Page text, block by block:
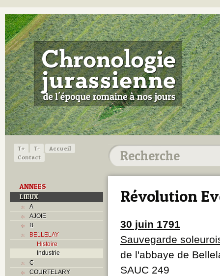
T+ T-
Accueil
Contact
ANNEES
LIEUX
A
AJOIE
B
BELLELAY
Histoire
Industrie
C
COURTELARY
Révolution
30 juin 1791
Sauvegarde
de l'abbaye de
SAUC 249